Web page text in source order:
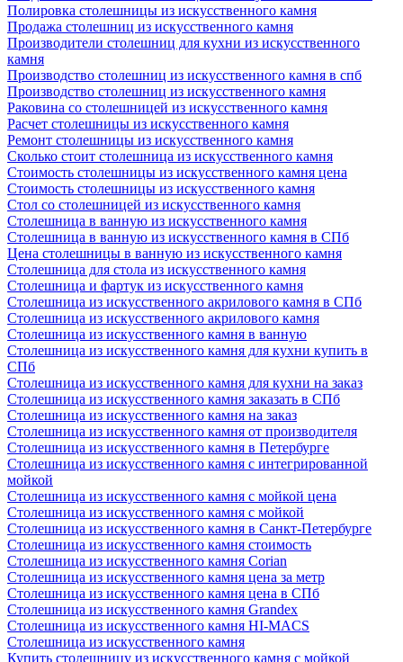
Полировка столешницы из искусственного камня
Продажа столешниц из искусственного камня
Производители столешниц для кухни из искусственного
камня
Производство столешниц из искусственного камня в спб
Производство столешниц из искусственного камня
Раковина со столешницей из искусственного камня
Расчет столешницы из искусственного камня
Ремонт столешницы из искусственного камня
Сколько стоит столешница из искусственного камня
Стоимость столешницы из искусственного камня цена
Стоимость столешницы из искусственного камня
Стол со столешницей из искусственного камня
Столешница в ванную из искусственного камня
Столешница в ванную из искусственного камня в СПб
Цена столешницы в ванную из искусственного камня
Столешница для стола из искусственного камня
Столешница и фартук из искусственного камня
Столешница из искусственного акрилового камня в СПб
Столешница из искусственного акрилового камня
Столешница из искусственного камня в ванную
Столешница из искусственного камня для кухни купить в
СПб
Столешница из искусственного камня для кухни на заказ
Столешница из искусственного камня заказать в СПб
Столешница из искусственного камня на заказ
Столешница из искусственного камня от производителя
Столешница из искусственного камня в Петербурге
Столешница из искусственного камня с интегрированной
мойкой
Столешница из искусственного камня с мойкой цена
Столешница из искусственного камня с мойкой
Столешница из искусственного камня в Санкт-Петербурге
Столешница из искусственного камня стоимость
Столешница из искусственного камня Сorian
Столешница из искусственного камня цена за метр
Столешница из искусственного камня цена в СПб
Столешница из искусственного камня Grandex
Столешница из искусственного камня HI-MACS
Столешница из искусственного камня
Купить столешницу из искусственного камня с мойкой